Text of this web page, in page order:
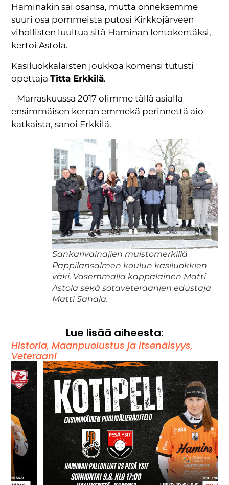
Haminakin sai osansa, mutta onneksemme
suuri osa pommeista putosi Kirkkojärveen
vihollisten luultua sitä Haminan lentokentäksi,
kertoi Astola.
Kasiluokkalaisten joukkoa komensi tutusti
opettajaTitta Erkkilä.
– Marraskuussa 2017 olimme tällä asialla
ensimmäisen kerran emmekä perinnettä aio
katkaista, sanoi Erkkilä.
Sankarivainajien muistomerkillä
Pappilansalmen koulun kasiluokkien
väki. Vasemmalla kappalainen Matti
Astola sekä sotaveteraanien edustaja
Matti Sahala.
Lue lisää aiheesta:
Historia,Maanpuolustus ja itsenäisyys,
Veteraani